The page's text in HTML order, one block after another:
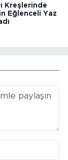
Kreşlerinde
Eğlenceli Yaz